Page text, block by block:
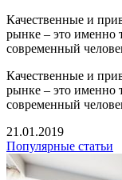
Качественные и
рынке – это именно
современный
Качественные и
рынке – это именно
современный
21.01.2019
Популярные статьи